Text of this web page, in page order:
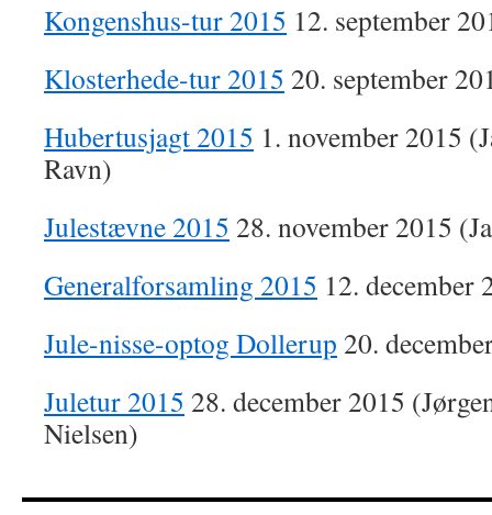
Kongenshus-tur 2015 12. september
Klosterhede-tur 2015 20. september
Hubertusjagt 2015 1. november 2015
Ravn)
Julestævne 2015 28. november 2015
Generalforsamling 2015 12. december
Jule-nisse-optog Dollerup 20.
Juletur 2015 28. december 2015
Nielsen)